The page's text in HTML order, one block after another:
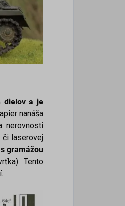
dielov a je
nanáša
nerovnosti
či laserovej
gramážou
Tento